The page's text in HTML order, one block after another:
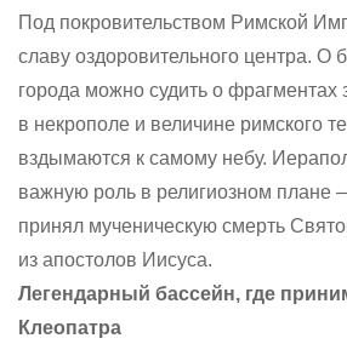
Под покровительством Римской
славу оздоровительного центра. О
города можно судить о фрагментах
в некрополе и величине римского
вздымаются к самому небу.
важную роль в религиозном плане
принял мученическую смерть
из апостолов Иисуса.
Легендарный бассейн, где
Клеопатра